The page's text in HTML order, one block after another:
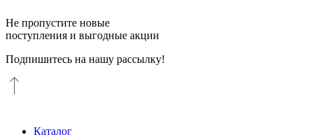
Не пропустите новые
поступления и выгодные акции
Подпишитесь на нашу рассылку!
Каталог